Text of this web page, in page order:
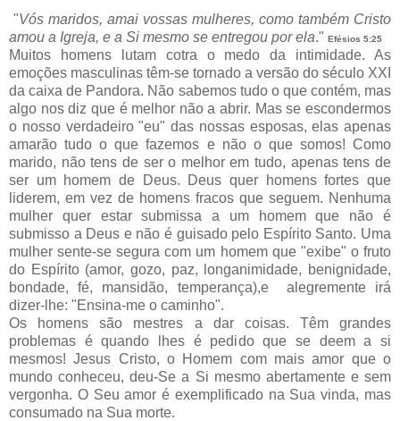
"Vós maridos, amai vossas mulheres, como também Cristo
amou a Igreja, e a Si mesmo se entregou por ela." Efésios 5:25
Muitos homens lutam cotra o medo da intimidade. As
emoções masculinas têm-se tornado a versão do século XXI
da caixa de Pandora. Não sabemos tudo o que contém, mas
algo nos diz que é melhor não a abrir. Mas se escondermos
o nosso verdadeiro "eu" das nossas esposas, elas apenas
amarão tudo o que fazemos e não o que somos! Como
marido, não tens de ser o melhor em tudo, apenas tens de
ser um homem de Deus. Deus quer homens fortes que
liderem, em vez de homens fracos que seguem. Nenhuma
mulher quer estar submissa a um homem que não é
submisso a Deus e não é guisado pelo Espírito Santo. Uma
mulher sente-se segura com um homem que "exibe" o fruto
do Espírito (amor, gozo, paz, longanimidade, benignidade,
bondade, fé, mansidão, temperança),e alegremente irá
dizer-lhe: "Ensina-me o caminho".
Os homens são mestres a dar coisas. Têm grandes
problemas é quando lhes é pedido que se deem a si
mesmos! Jesus Cristo, o Homem com mais amor que o
mundo conheceu, deu-Se a Si mesmo abertamente e sem
vergonha. O Seu amor é exemplificado na Sua vinda, mas
consumado na Sua morte.